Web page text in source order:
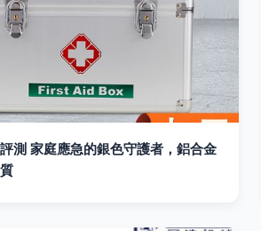
測 家庭應急的銀色守護者，鋁合金